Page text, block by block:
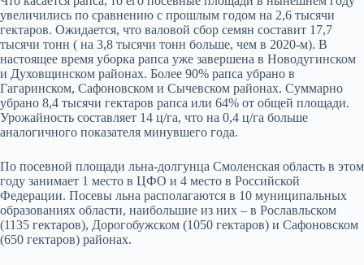
увеличились по сравнению с прошлым годом на 2,6 тысячи
гектаров. Ожидается, что валовой сбор семян составит 17,7
тысячи тонн ( на 3,8 тысячи тонн больше, чем в 2020-м). В
настоящее время уборка рапса уже завершена в Новодугинском
и Духовщинском районах. Более 90% рапса убрано в
Гагаринском, Сафоновском и Сычевском районах. Суммарно
убрано 8,4 тысячи гектаров рапса или 64% от общей площади.
Урожайность составляет 14 ц/га, что на 0,4 ц/га больше
аналогичного показателя минувшего года.
По посевной площади льна-долгунца Смоленская область в этом
году занимает 1 место в ЦФО и 4 место в Российской
Федерации. Посевы льна располагаются в 10 муниципальных
образованиях области, наибольшие из них – в Рославльском
(1135 гектаров), Дорогобужском (1050 гектаров) и Сафоновском
(650 гектаров) районах.